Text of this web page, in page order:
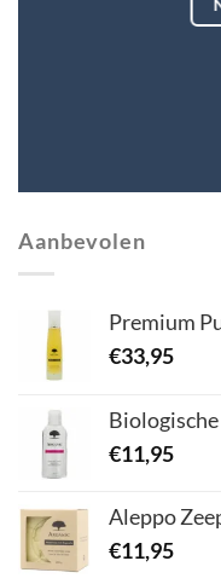
Aanbevolen
Premium
€33,95
€11,95
Aleppo
€11,95